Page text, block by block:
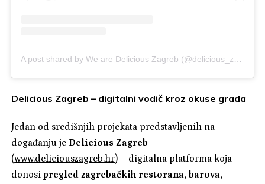
Delicious Zagreb – digitalni vodič kroz okuse grada
Jedan od središnjih projekata predstavljenih na
događanju je Delicious Zagreb
(www.deliciouszagreb.hr) – digitalna platforma koja
donosipregled zagrebačkih restorana, barova,